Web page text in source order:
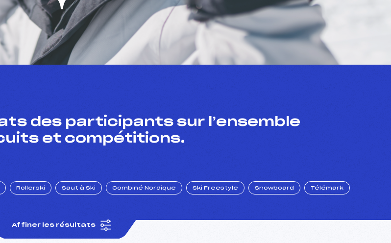
des participants sur l’ensemble
et compétitions.
Rollerski Saut à Ski Combiné Nordique Ski Freestyle Snowboard Télémark
Affiner les résultats